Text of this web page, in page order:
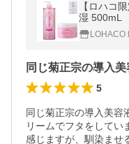
【ロハコ
湿 500mL
ミルク美
LOHACO
5
同じ菊正宗の導入美容
リームでフタをしてい
感じますが、馴染ませ